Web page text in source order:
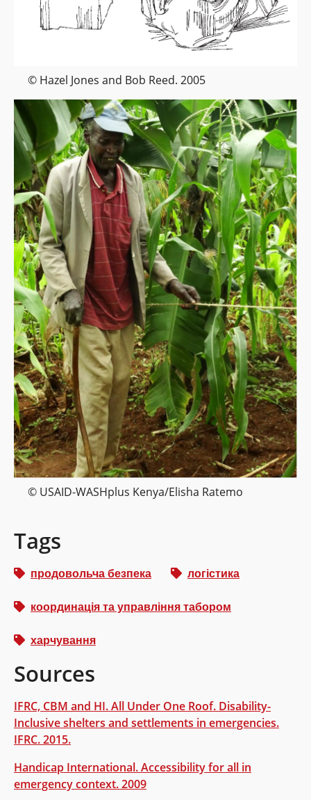
© Hazel Jones and Bob Reed. 2005
© USAID-WASHplus Kenya/Elisha Ratemo
Tags
продовольча безпека логістика
координація та управління табором
харчування
Sources
IFRC, CBM and HI. All Under One Roof. Disability-
Inclusive shelters and settlements in emergencies.
IFRC. 2015.
Handicap International. Accessibility for all in
emergency context. 2009